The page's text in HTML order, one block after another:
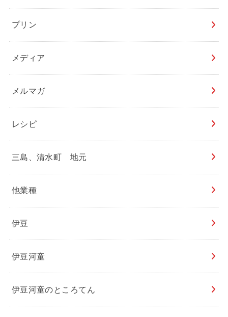
プリン
メディア
メルマガ
レシピ
三島、清水町 地元
他業種
伊豆
伊豆河童
伊豆河童のところてん